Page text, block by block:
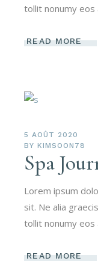
tollit nonumy
READ MORE
5 AOÛT 2020
BY KIMSOON78
Spa
Lorem ipsum
sit. Ne alia
tollit nonumy
READ MORE